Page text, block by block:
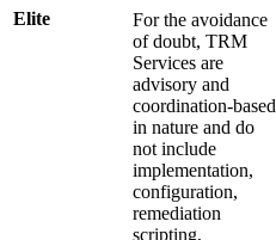
Elite
For the avoidance
of doubt, TRM
Services are
advisory and
coordination-based
in nature and do
not include
implementation,
configuration,
remediation
scripting,